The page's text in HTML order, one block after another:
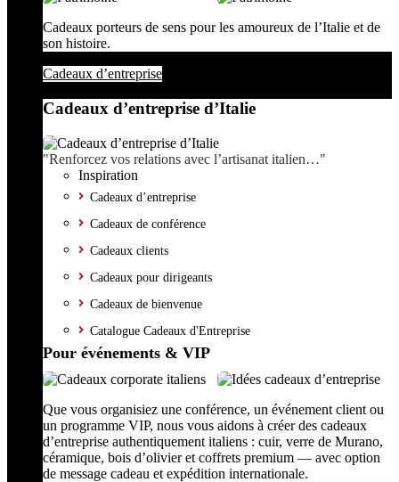
Cadeaux porteurs de sens pour les amoureux de l’Italie et de
son histoire.
Cadeaux d’entreprise
Cadeaux d’entreprise d’Italie
"Renforcez vos relations avec l’artisanat italien…"
Inspiration
Cadeaux d’entreprise
Cadeaux de conférence
Cadeaux clients
Cadeaux pour dirigeants
Cadeaux de bienvenue
Catalogue Cadeaux d'Entreprise
Pour événements & VIP
Que vous organisiez une conférence, un événement client ou
un programme VIP, nous vous aidons à créer des cadeaux
d’entreprise authentiquement italiens : cuir, verre de Murano,
céramique, bois d’olivier et coffrets premium — avec option
de message cadeau et expédition internationale.